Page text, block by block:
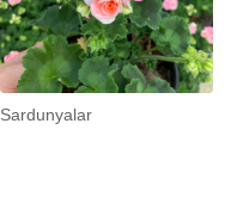
Sardunyalar